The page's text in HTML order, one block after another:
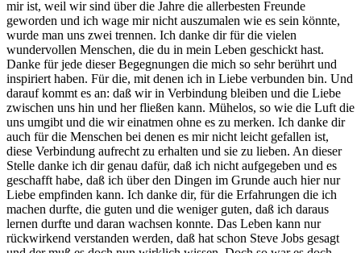
mir ist, weil wir sind über die Jahre die allerbesten Freunde
geworden und ich wage mir nicht auszumalen wie es sein könnte,
wurde man uns zwei trennen. Ich danke dir für die vielen
wundervollen Menschen, die du in mein Leben geschickt hast.
Danke für jede dieser Begegnungen die mich so sehr berührt und
inspiriert haben. Für die, mit denen ich in Liebe verbunden bin. Und
darauf kommt es an: daß wir in Verbindung bleiben und die Liebe
zwischen uns hin und her fließen kann. Mühelos, so wie die Luft die
uns umgibt und die wir einatmen ohne es zu merken. Ich danke dir
auch für die Menschen bei denen es mir nicht leicht gefallen ist,
diese Verbindung aufrecht zu erhalten und sie zu lieben. An dieser
Stelle danke ich dir genau dafür, daß ich nicht aufgegeben und es
geschafft habe, daß ich über den Dingen im Grunde auch hier nur
Liebe empfinden kann. Ich danke dir, für die Erfahrungen die ich
machen durfte, die guten und die weniger guten, daß ich daraus
lernen durfte und daran wachsen konnte. Das Leben kann nur
rückwirkend verstanden werden, daß hat schon Steve Jobs gesagt